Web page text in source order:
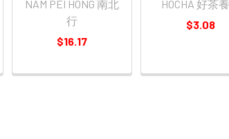
NAM PEI HONG 南北
行
$16.17
HOCHA 好茶
$3.08